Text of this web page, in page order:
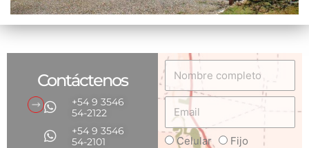
Contáctenos
+54 9 3546
54-2122
+54 9 3546
54-2101
completo
Email
Teléfono
Celular Fijo